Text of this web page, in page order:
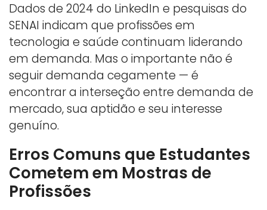
Dados de 2024 do LinkedIn e pesquisas do
SENAI indicam que profissões em
tecnologia e saúde continuam liderando
em demanda. Mas o importante não é
seguir demanda cegamente — é
encontrar a interseção entre demanda de
mercado, sua aptidão e seu interesse
genuíno.
Erros Comuns que Estudantes
Cometem em Mostras de
Profissões